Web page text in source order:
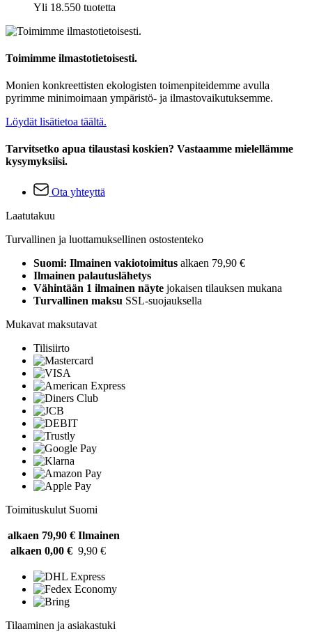
Yli 18.550 tuotetta
Toimimme ilmastotietoisesti.
Monien konkreettisten ekologisten toimenpiteidemme avulla
pyrimme minimoimaan ympäristö- ja ilmastovaikutuksemme.
Löydät lisätietoa täältä.
Tarvitsetko apua tilaustasi koskien? Vastaamme mielellämme
kysymyksiisi.
Ota yhteyttä
Laatutakuu
Turvallinen ja luottamuksellinen ostostenteko
Suomi: Ilmainen vakiotoimitus alkaen 79,90 €
Ilmainen palautuslähetys
Vähintään 1 ilmainen näyte jokaisen tilauksen mukana
Turvallinen maksu SSL-suojauksella
Mukavat maksutavat
Tilisiirto
Toimituskulut Suomi
alkaen 79,90 € Ilmainen
alkaen 0,00 € 9,90 €
Tilaaminen ja asiakastuki